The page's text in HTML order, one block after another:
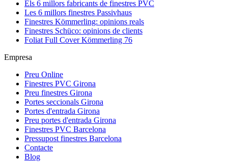
Els 6 millors fabricants de finestres PVC
Les 6 millors finestres Passivhaus
Finestres Kömmerling: opinions reals
Finestres Schüco: opinions de clients
Foliat Full Cover Kömmerling 76
Empresa
Preu Online
Finestres PVC Girona
Preu finestres Girona
Portes seccionals Girona
Portes d'entrada Girona
Preu portes d'entrada Girona
Finestres PVC Barcelona
Pressupost finestres Barcelona
Contacte
Blog